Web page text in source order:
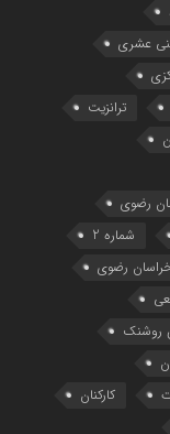
عشری
ترانزیت
رضوی
شماره 2
رضوی
روشنک
کارکنان